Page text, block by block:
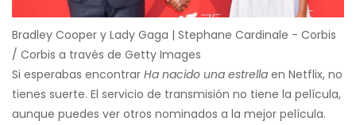
Bradley Cooper y Lady Gaga | Stephane Cardinale - Corbis
/ Corbis a través de Getty Images
Si esperabas encontrar Ha nacido una estrella en Netflix, no
tienes suerte. El servicio de transmisión no tiene la película,
aunque puedes ver otros nominados a la mejor película.